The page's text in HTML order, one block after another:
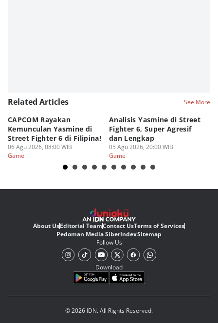
Related Articles See More
CAPCOM Rayakan
Kemunculan Yasmine di
Street Fighter 6 di Filipina!
06 Agu 2026, 08:00 WIB
Game
Analisis Yasmine di Street
Fighter 6, Super Agresif
dan Lengkap
05 Agu 2026, 20:00 WIB
Game
About UsEditorial TeamContact UsTerms of Services
Pedoman Media SiberIndexSitemap
Follow Us
Download
© 2026 IDN. All Rights Reserved.